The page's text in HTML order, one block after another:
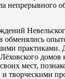
непрерывного
обменялись
практиками.
домов
мест,
творческими